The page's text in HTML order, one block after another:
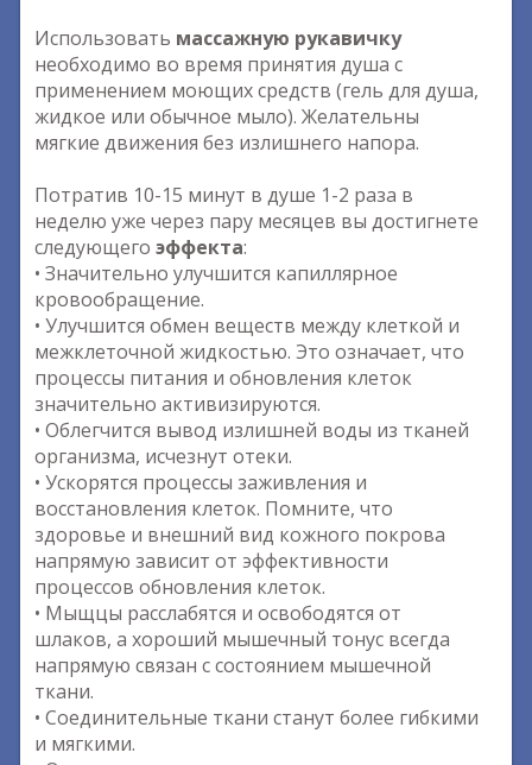
Использовать массажную рукавичку
необходимо во время принятия душа с
применением моющих средств (гель для душа,
жидкое или обычное мыло). Желательны
мягкие движения без излишнего напора.
Потратив 10-15 минут в душе 1-2 раза в
неделю уже через пару месяцев вы достигнете
следующего эффекта:
• Значительно улучшится капиллярное
кровообращение.
• Улучшится обмен веществ между клеткой и
межклеточной жидкостью. Это означает, что
процессы питания и обновления клеток
значительно активизируются.
• Облегчится вывод излишней воды из тканей
организма, исчезнут отеки.
• Ускорятся процессы заживления и
восстановления клеток. Помните, что
здоровье и внешний вид кожного покрова
напрямую зависит от эффективности
процессов обновления клеток.
• Мыщцы расслабятся и освободятся от
шлаков, а хороший мышечный тонус всегда
напрямую связан с состоянием мышечной
ткани.
• Соединительные ткани станут более гибкими
и мягкими.